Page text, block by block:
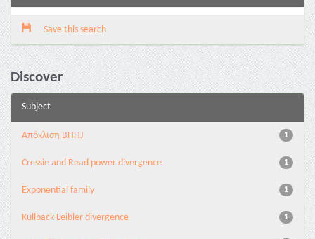
Save this search
Discover
Subject
1
Aπόκλιση BHHJ
1
Cressie and Read power divergence
1
Exponential family
1
Kullback-Leibler divergence